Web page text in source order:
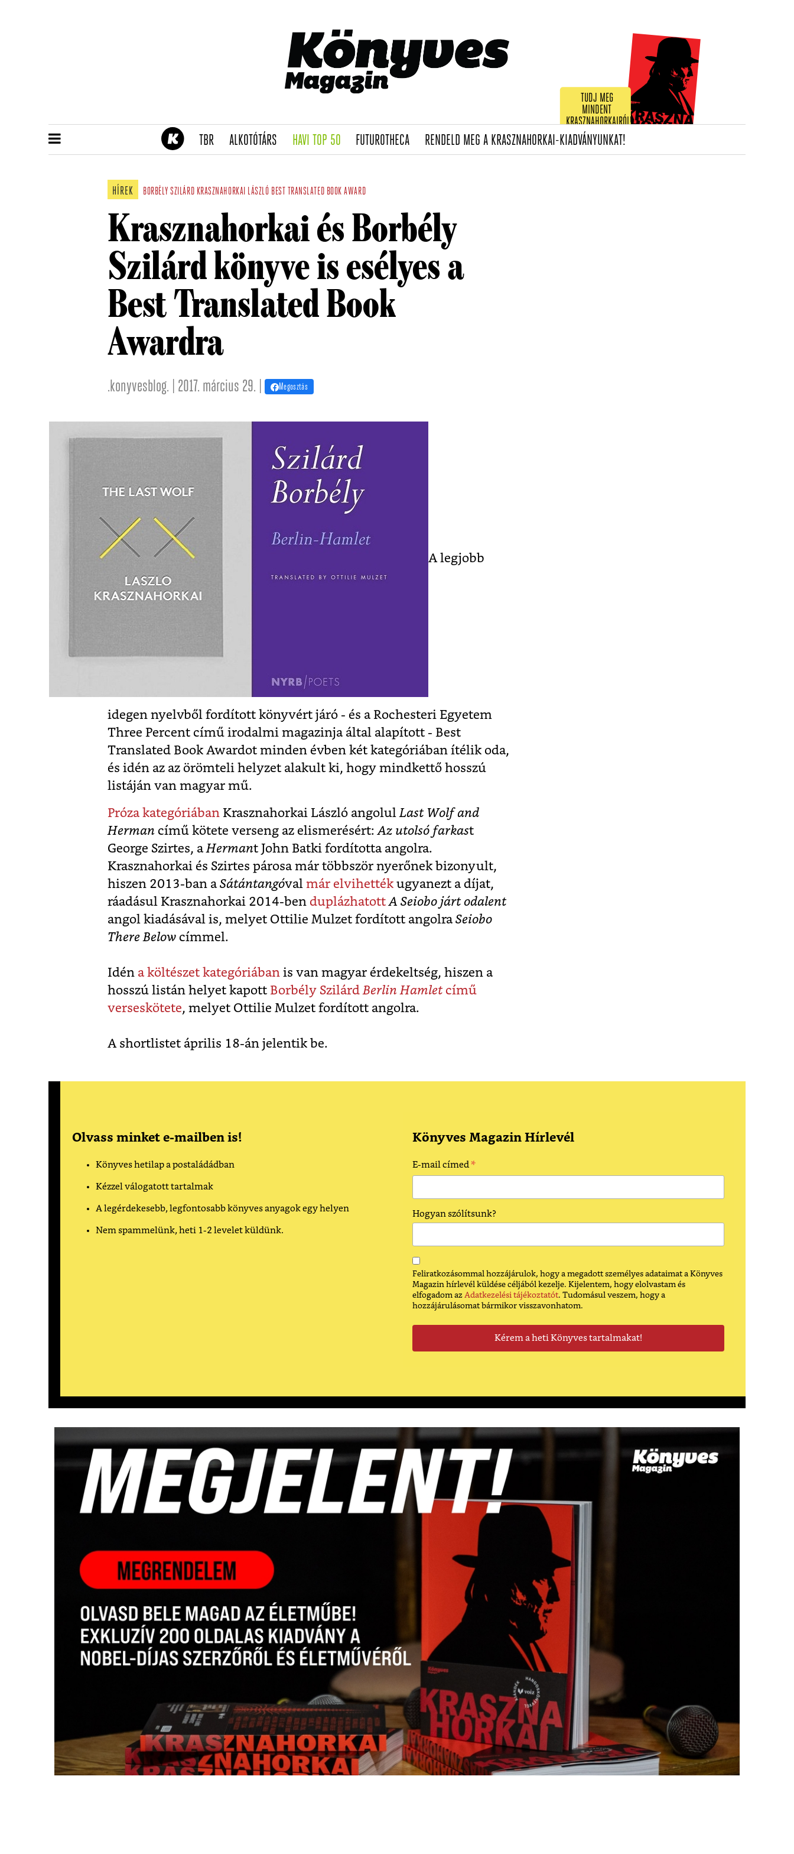
TUDJ MEG
MINDENT
KRASZNAHORKAIRÓL!
TBR(CURRENT)
ALKOTÓTÁRS(CURRENT)
HAVI TOP 50(CURRENT)
FUTUROTHECA(CURRENT)
RENDELD MEG A KRASZNAHORKAI-KIADVÁNYUNKAT!(CURRENT)
HÍREK BORBÉLY SZILÁRD KRASZNAHORKAI LÁSZLÓ BEST TRANSLATED BOOK AWARD
Krasznahorkai és Borbély
Szilárd könyve is esélyes a
Best Translated Book
Awardra
.konyvesblog. | 2017. március 29. | Megosztás
A legjobb
idegen nyelvből fordított könyvért járó - és a Rochesteri Egyetem
Three Percent című irodalmi magazinja által alapított - Best
Translated Book Awardot minden évben két kategóriában ítélik oda,
és idén az az örömteli helyzet alakult ki, hogy mindkettő hosszú
listáján van magyar mű.
Próza kategóriában Krasznahorkai László angolul Last Wolf and
Herman című kötete verseng az elismerésért: Az utolsó farkast
George Szirtes, aHermant John Batki fordította angolra.
Krasznahorkai és Szirtes párosa már többször nyerőnek bizonyult,
hiszen 2013-ban aSátántangóval már elvihették ugyanezt a díjat,
ráadásul Krasznahorkai 2014-ben duplázhatott A Seiobo járt odalent
angol kiadásával is, melyet Ottilie Mulzet fordított angolraSeiobo
There Below címmel.
Idén a költészet kategóriában is van magyar érdekeltség, hiszen a
hosszú listán helyet kapott Borbély Szilárd Berlin Hamletcímű
verseskötete, melyet Ottilie Mulzet fordított angolra.
A shortlistet április 18-án jelentik be.
Olvass minket e-mailben is!
Könyves hetilap a postaládádban
Kézzel válogatott tartalmak
A legérdekesebb, legfontosabb könyves anyagok egy helyen
Nem spammelünk, heti 1-2 levelet küldünk.
Könyves Magazin Hírlevél
E-mail címed *
Hogyan szólítsunk?
Feliratkozásommal hozzájárulok, hogy a megadott személyes adataimat a Könyves
Magazin hírlevél küldése céljából kezelje. Kijelentem, hogy elolvastam és
elfogadom az Adatkezelési tájékoztatót. Tudomásul veszem, hogy a
hozzájárulásomat bármikor visszavonhatom.